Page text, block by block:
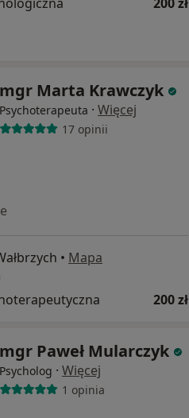
mgr Marta Krawczyk
Psychoterapeuta · Więcej
17 opinii
• Mapa
200 zł
mgr Paweł Mularczyk
Psycholog · Więcej
1 opinia